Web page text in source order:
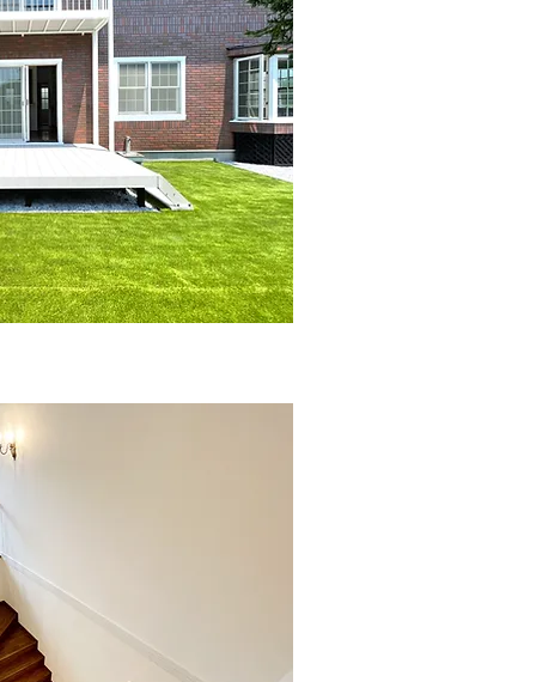
CONTACT US